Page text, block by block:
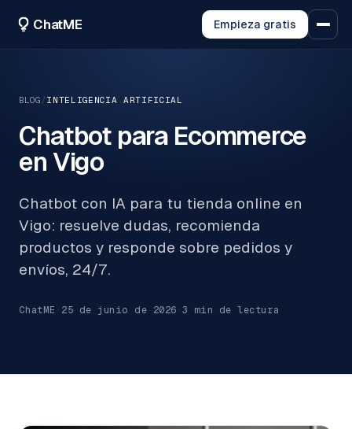
ChatME Empieza gratis
BLOG / INTELIGENCIA ARTIFICIAL
Chatbot para Ecommerce
en Vigo
Chatbot con IA para tu tienda online en
Vigo: resuelve dudas, recomienda
productos y responde sobre pedidos y
envíos, 24/7.
ChatME · 25 de junio de 2026 · 3 min de lectura